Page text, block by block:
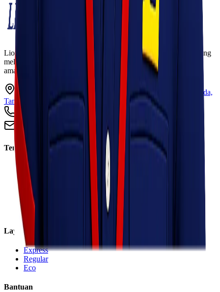
Lionel Express adalah perusahaan jasa pengiriman terpercaya yang
melayani pengiriman barang ke seluruh Indonesia dengan cepat,
aman, dan harga kompetitif.
Ruko Garden Square Blok G No. 11-12 Jurumudi baru, Benda,
Tangerang, Banten 15124
+62 813 8838 8182
info@lionelexpress.com
Tentang Kami
Tentang Kami
Visi & Misi
Sosial Perusahaan
Karir
Cabang
Informasi
Layanan
Express
Regular
Eco
Bantuan